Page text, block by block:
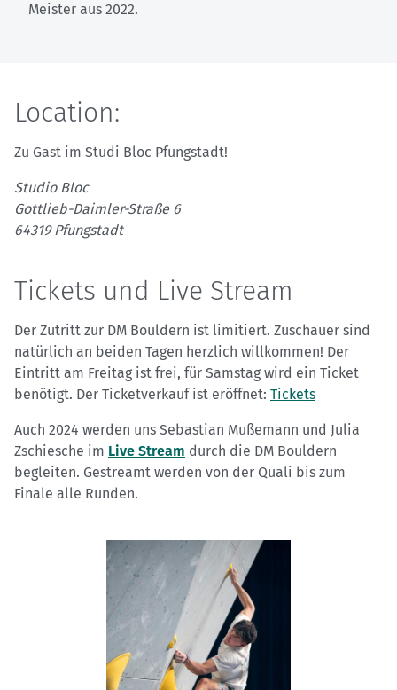
Meister aus 2022.
Location:
Zu Gast im Studi Bloc Pfungstadt!
Studio Bloc
Gottlieb-Daimler-Straße 6
64319 Pfungstadt
Tickets und Live Stream
Der Zutritt zur DM Bouldern ist limitiert. Zuschauer sind
natürlich an beiden Tagen herzlich willkommen! Der
Eintritt am Freitag ist frei, für Samstag wird ein Ticket
benötigt. Der Ticketverkauf ist eröffnet: Tickets
Auch 2024 werden uns Sebastian Mußemann und Julia
Zschiesche im Live Stream durch die DM Bouldern
begleiten. Gestreamt werden von der Quali bis zum
Finale alle Runden.